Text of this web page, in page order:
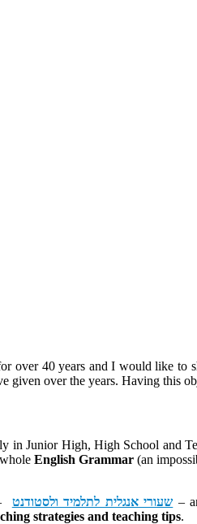
over 40 years and I would like to
given over the years. Having this
Junior High, High School and
English Grammar(an
שעורי אנגלית לתלמיד ולסטודנט –
strategies and teaching tips.